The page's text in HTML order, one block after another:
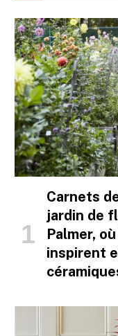
Carnets
jardin de
Palmer,
inspirent